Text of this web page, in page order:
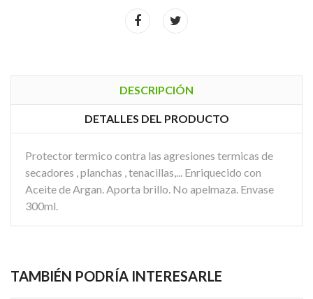
DESCRIPCIÓN
DETALLES DEL PRODUCTO
Protector termico contra las agresiones termicas de
secadores , planchas , tenacillas,... Enriquecido con
Aceite de Argan. Aporta brillo. No apelmaza. Envase
300ml.
TAMBIÉN PODRÍA INTERESARLE